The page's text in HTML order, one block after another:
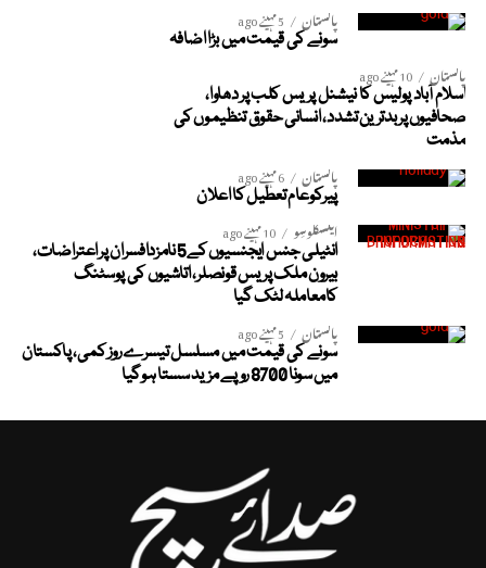
پاکستان 5 مہینے ago
سونے کی قیمت میں بڑا اضافہ
پاکستان 10 مہینے ago
اسلام آباد پولیس کا نیشنل پریس کلب پر دھاوا،
صحافیوں پر بدترین تشدد، انسانی حقوق تنظیموں کی
مذمت
پاکستان 6 مہینے ago
پیرکوعام تعطیل کا اعلان
ایکسکلوسِو 10 مہینے ago
انٹیلی جنس ایجنسیوں کے5 نامزدافسران پر اعتراضات،
بیرون ملک پریس قونصلر، اتاشیوں کی پوسٹنگ
کامعاملہ لٹک گیا
پاکستان 5 مہینے ago
سونے کی قیمت میں مسلسل تیسرے روز کمی، پاکستان
میں سونا 8700 روپے مزید سستا ہوگیا